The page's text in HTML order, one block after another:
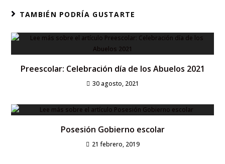
TAMBIÉN PODRÍA GUSTARTE
Preescolar: Celebración día de los Abuelos 2021
30 agosto, 2021
Posesión Gobierno escolar
21 febrero, 2019